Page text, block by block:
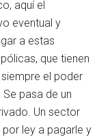
aquí el
eventual y
a estas
que tienen
el poder
pasa de un
Un sector
ley a pagarle y